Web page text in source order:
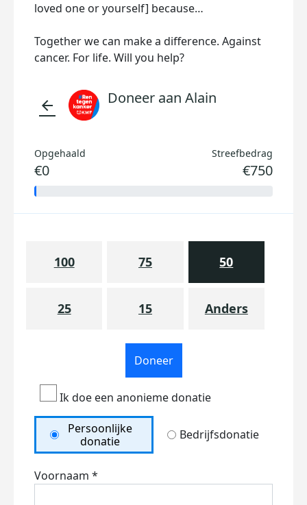
loved one or yourself] because…
Together we can make a difference. Against
cancer. For life. Will you help?
arrow_back Doneer aan Alain
Opgehaald
€0
Streefbedrag
€750
100 75 50
25 15 Anders
Doneer
Ik doe een anonieme donatie
Persoonlijke
donatie
Bedrijfsdonatie
Voornaam *